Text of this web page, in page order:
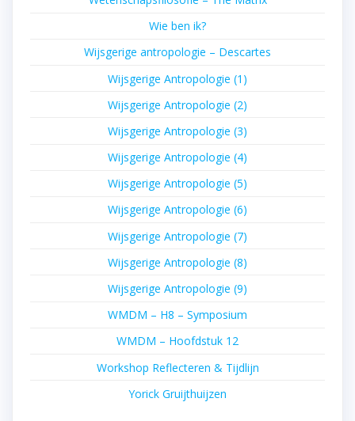
Wie ben ik?
Wijsgerige antropologie – Descartes
Wijsgerige Antropologie (1)
Wijsgerige Antropologie (2)
Wijsgerige Antropologie (3)
Wijsgerige Antropologie (4)
Wijsgerige Antropologie (5)
Wijsgerige Antropologie (6)
Wijsgerige Antropologie (7)
Wijsgerige Antropologie (8)
Wijsgerige Antropologie (9)
WMDM – H8 – Symposium
WMDM – Hoofdstuk 12
Workshop Reflecteren & Tijdlijn
Yorick Gruijthuijzen